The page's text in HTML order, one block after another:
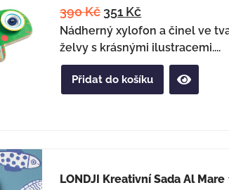
390Kč 351 Kč
Nádherný xylofon a činel ve
želvy s krásnými ilustracemi....
Přidat do košíku
LONDJI Kreativní Sada Al